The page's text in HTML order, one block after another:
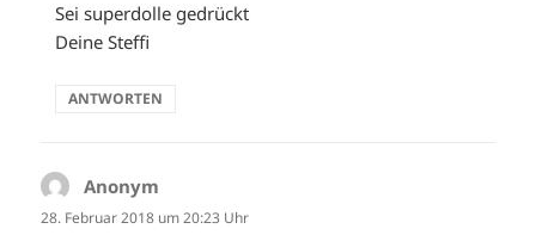
Sei superdolle gedrückt
Deine Steffi
ANTWORTEN
Anonym
28. Februar 2018 um 20:23 Uhr